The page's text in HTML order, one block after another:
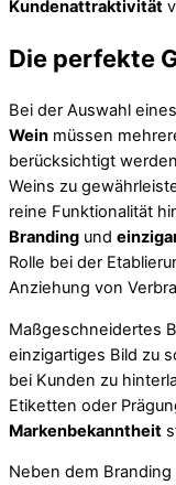
Kundenattraktivität
Die perfekte
Bei der Auswahl
Wein müssen
berücksichtigt
Weins zu
reine Funktionalität
Branding und
Rolle bei der
Anziehung von
Maßgeschneidertes
einzigartiges Bild zu
bei Kunden zu
Etiketten oder
Markenbekanntheit
Neben dem